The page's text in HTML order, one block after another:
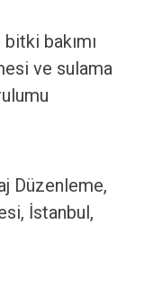
bakımı
ve sulama
Düzenleme,
İstanbul,